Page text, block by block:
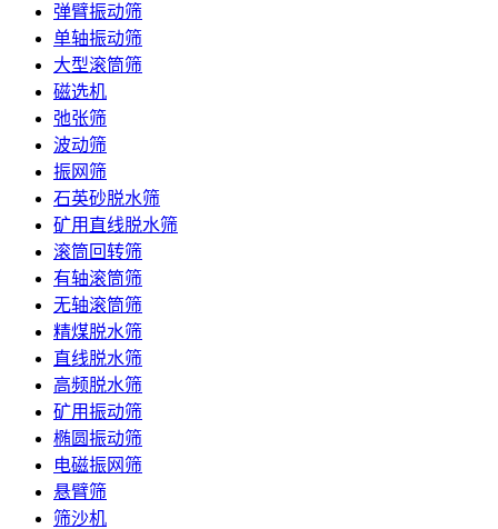
弹臂振动筛
单轴振动筛
大型滚筒筛
磁选机
弛张筛
波动筛
振网筛
石英砂脱水筛
矿用直线脱水筛
滚筒回转筛
有轴滚筒筛
无轴滚筒筛
精煤脱水筛
直线脱水筛
高频脱水筛
矿用振动筛
椭圆振动筛
电磁振网筛
悬臂筛
筛沙机